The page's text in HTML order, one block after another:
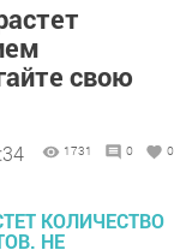
свою
1731 0 0